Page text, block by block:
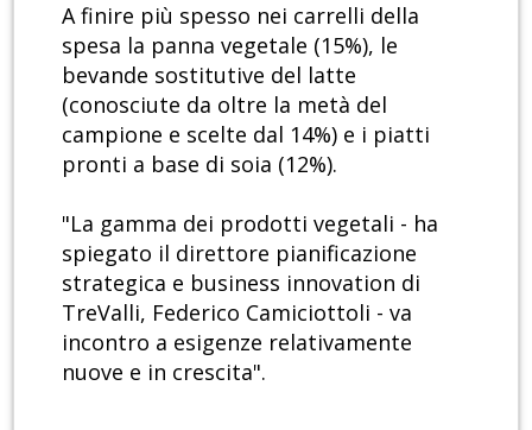
A finire più spesso nei carrelli della
spesa la panna vegetale (15%), le
bevande sostitutive del latte
(conosciute da oltre la metà del
campione e scelte dal 14%) e i piatti
pronti a base di soia (12%).
"La gamma dei prodotti vegetali - ha
spiegato il direttore pianificazione
strategica e business innovation di
TreValli, Federico Camiciottoli - va
incontro a esigenze relativamente
nuove e in crescita".